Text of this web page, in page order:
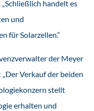
handelt es
und
für Solarzellen.“
der Meyer
Verkauf der beiden
stellt
erhalten und